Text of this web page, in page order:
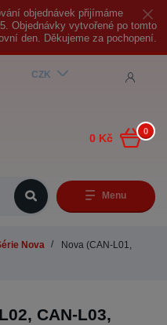
objednávek přijímáme
Objednávky vytvořené po tomto
den. Děkujeme za pochopení.
Menu
CZK
0
0 Kč
Nova
Nova (CAN-L01,
CAN-L03,